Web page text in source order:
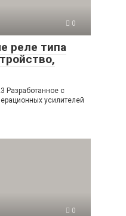
0
реле типа
Разработанное с
усилителей
0